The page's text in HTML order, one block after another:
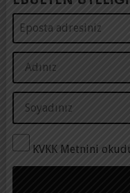
KVKK Metnini